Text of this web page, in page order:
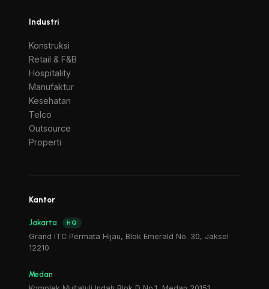
Industri
Konstruksi
Retail & F&B
Hospitality
Manufaktur
Kesehatan
Telco
Outsource
Properti
Kantor
Jakarta HQ
Grand ITC Permata Hijau, Blok Emerald No. 30, Jaksel
12210
Medan